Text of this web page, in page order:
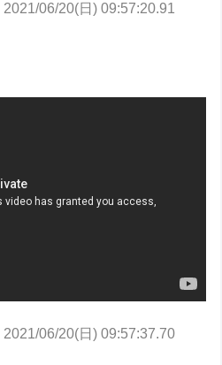
2021/06/20(日) 09:57:20.91
2021/06/20(日) 09:57:37.70